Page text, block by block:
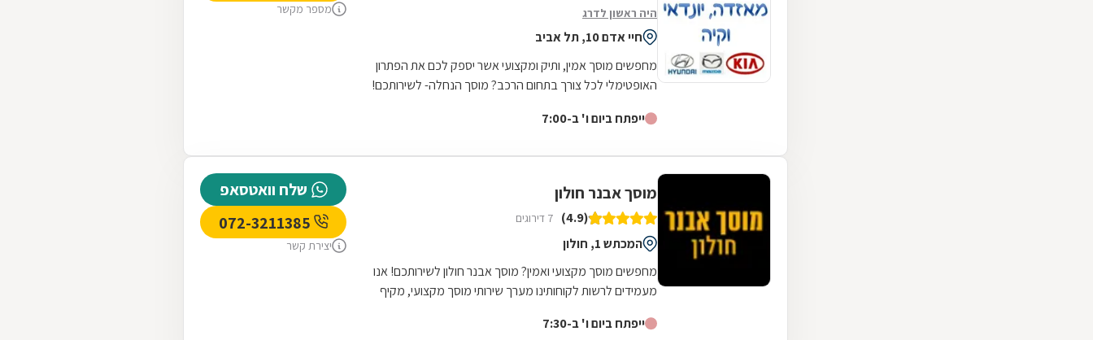
היה ראשון לדרג
חיי אדם 10, תל אביב
מחפשים מוסך אמין, ותיק ומקצועי אשר יספק לכם את הפתרון
האופטימלי לכל צורך בתחום הרכב? מוסך הנחלה- לשירותכם!
ייפתח ביום ו' ב-7:00
מספר מקשר
מוסך אבנר חולון
(4.9) 7 דירוגים
המכתש 1, חולון
מחפשים מוסך מקצועי ואמין? מוסך אבנר חולון לשירותכם! אנו
מעמידים לרשות לקוחותינו מערך שירותי מוסך מקצועי, מקיף
ייפתח ביום ו' ב-7:30
שלח וואטסאפ
יצירת קשר